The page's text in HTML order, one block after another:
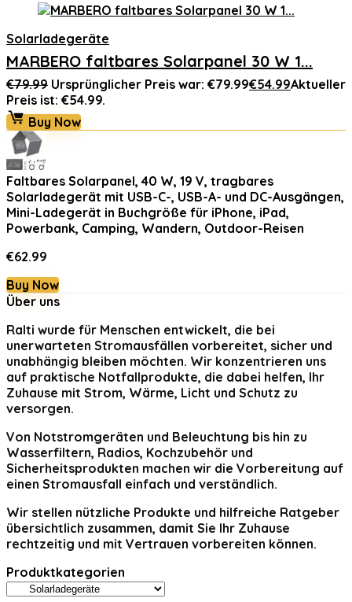
Solarladegeräte
MARBERO faltbares Solarpanel 30 W 1...
€79.99 Ursprünglicher Preis war: €79.99€54.99Aktueller
Preis ist: €54.99.
Buy Now
Faltbares Solarpanel, 40 W, 19 V, tragbares
Solarladegerät mit USB-C-, USB-A- und DC-Ausgängen,
Mini-Ladegerät in Buchgröße für iPhone, iPad,
Powerbank, Camping, Wandern, Outdoor-Reisen
€62.99
Buy Now
Über uns
Ralti wurde für Menschen entwickelt, die bei
unerwarteten Stromausfällen vorbereitet, sicher und
unabhängig bleiben möchten. Wir konzentrieren uns
auf praktische Notfallprodukte, die dabei helfen, Ihr
Zuhause mit Strom, Wärme, Licht und Schutz zu
versorgen.
Von Notstromgeräten und Beleuchtung bis hin zu
Wasserfiltern, Radios, Kochzubehör und
Sicherheitsprodukten machen wir die Vorbereitung auf
einen Stromausfall einfach und verständlich.
Wir stellen nützliche Produkte und hilfreiche Ratgeber
übersichtlich zusammen, damit Sie Ihr Zuhause
rechtzeitig und mit Vertrauen vorbereiten können.
Produktkategorien